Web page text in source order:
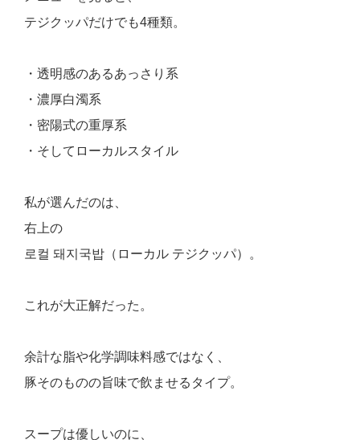
テジクッパだけでも4種類。
・透明感のあるあっさり系
・濃厚白濁系
・密陽式の重厚系
・そしてローカルスタイル
私が選んだのは、
右上の
로컬 돼지국밥（ローカル テジクッパ）。
これが大正解だった。
余計な脂や化学調味料感ではなく、
豚そのものの旨味で飲ませるタイプ。
スープは優しいのに、